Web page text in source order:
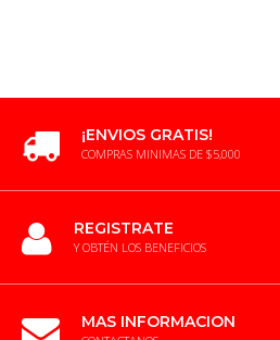
¡ENVIOS GRATIS!
COMPRAS MINIMAS DE $5,000
REGISTRATE
Y OBTÉN LOS BENEFICIOS
MAS INFORMACION